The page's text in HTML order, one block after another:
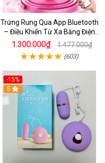
Trứng Rung Qua App Bluetooth
– Điều Khiển Từ Xa Bằng Điện
Thoại & Remote, Dễ Dàng Kích
Thích Từ Xa
1.300.000₫ 1.477.000₫
(603)
-15%
5